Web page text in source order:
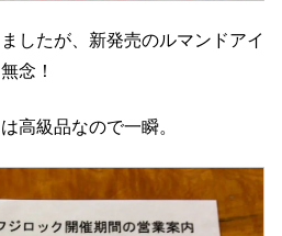
したが、新発売のルマンドアイ
念！
高級品なので一瞬。